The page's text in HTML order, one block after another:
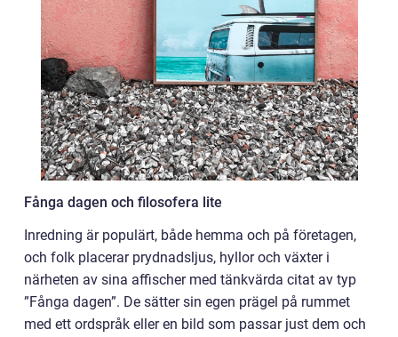
Fånga dagen och filosofera lite
Inredning är populärt, både hemma och på företagen,
och folk placerar prydnadsljus, hyllor och växter i
närheten av sina affischer med tänkvärda citat av typ
”Fånga dagen”. De sätter sin egen prägel på rummet
med ett ordspråk eller en bild som passar just dem och